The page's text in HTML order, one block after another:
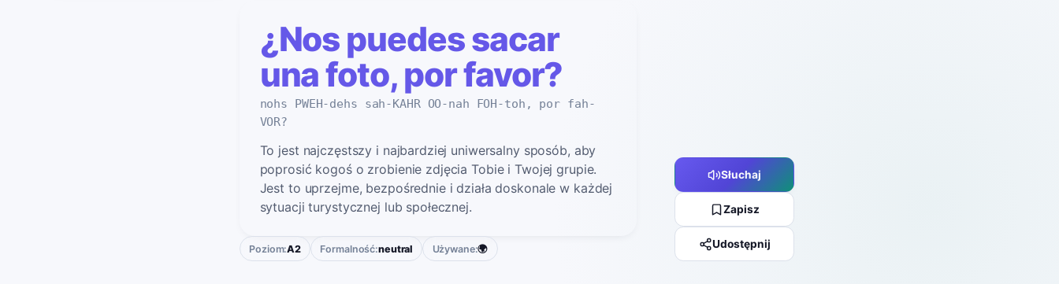
¿Nos puedes sacar
una foto, por favor?
nohs PWEH-dehs sah-KAHR OO-nah FOH-toh, por fah-
VOR?
To jest najczęstszy i najbardziej uniwersalny sposób, aby
poprosić kogoś o zrobienie zdjęcia Tobie i Twojej grupie.
Jest to uprzejme, bezpośrednie i działa doskonale w każdej
sytuacji turystycznej lub społecznej.
Poziom:A2 Formalność:neutral Używane:🌍
Słuchaj
Zapisz
Udostępnij